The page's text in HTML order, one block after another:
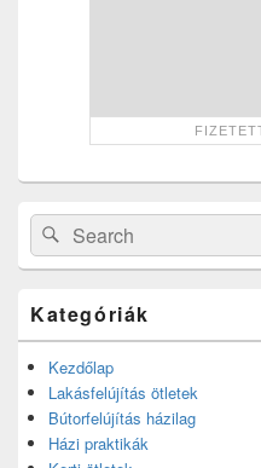
Search
for:
Search
Kategóriák
Kezdőlap
Lakásfelújítás ötletek
Bútorfelújítás házilag
Házi praktikák